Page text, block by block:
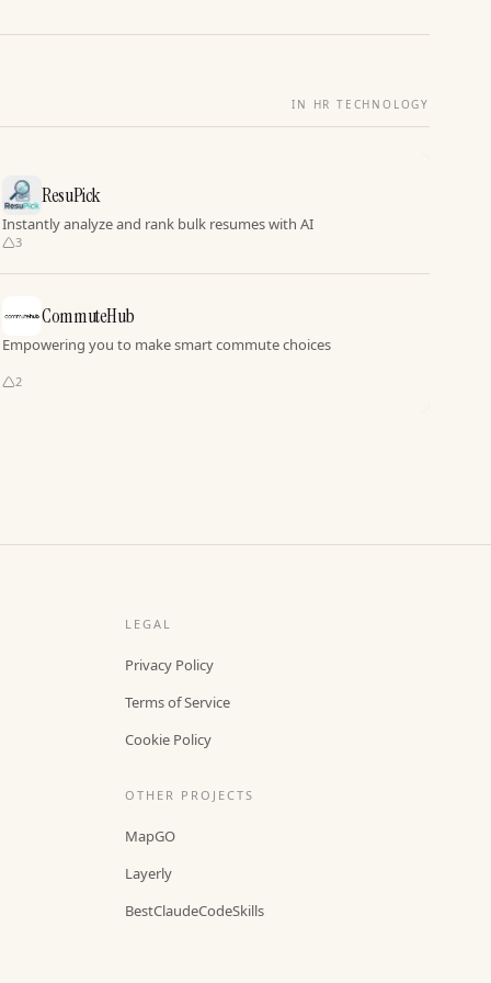
IN HR TECHNOLOGY
ResuPick
Instantly analyze and rank bulk resumes with AI
3
CommuteHub
Empowering you to make smart commute choices
2
LEGAL
Privacy Policy
Terms of Service
Cookie Policy
OTHER PROJECTS
MapGO
Layerly
BestClaudeCodeSkills